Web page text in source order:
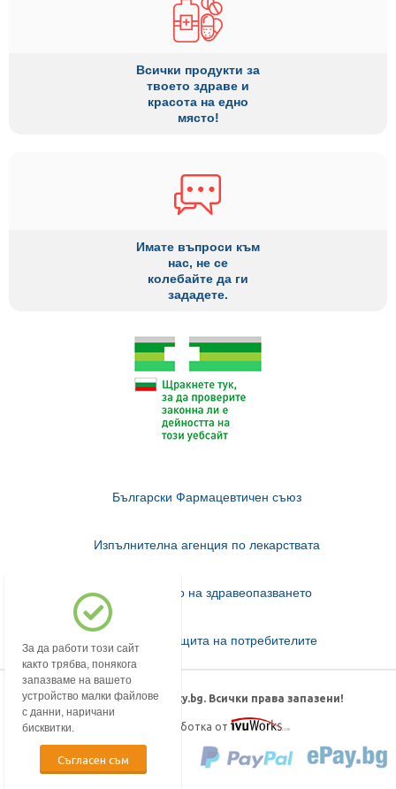
Всички продукти за
твоето здраве и
красота на едно
място!
Имате въпроси към
нас, не се
колебайте да ги
зададете.
Български Фармацевтичен съюз
Изпълнителна агенция по лекарствата
Министерство на здравеопазването
Комисия за защита на потребителите
© 2018-2026 mypharmacy.bg. Всички права запазени!
Дизайн и изработка от
За да работи този сайт
както трябва, понякога
запазваме на вашето
устройство малки файлове
с данни, наричани
бисквитки.
Съгласен съм